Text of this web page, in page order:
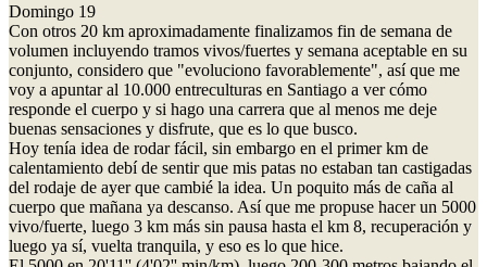
Domingo 19
Con otros 20 km aproximadamente finalizamos fin de semana de
volumen incluyendo tramos vivos/fuertes y semana aceptable en su
conjunto, considero que "evoluciono favorablemente", así que me
voy a apuntar al 10.000 entreculturas en Santiago a ver cómo
responde el cuerpo y si hago una carrera que al menos me deje
buenas sensaciones y disfrute, que es lo que busco.
Hoy tenía idea de rodar fácil, sin embargo en el primer km de
calentamiento debí de sentir que mis patas no estaban tan castigadas
del rodaje de ayer que cambié la idea. Un poquito más de caña al
cuerpo que mañana ya descanso. Así que me propuse hacer un 5000
vivo/fuerte, luego 3 km más sin pausa hasta el km 8, recuperación y
luego ya sí, vuelta tranquila, y eso es lo que hice.